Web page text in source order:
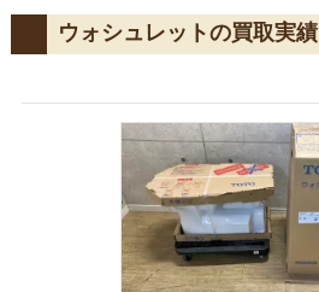
ウォシュレットの買取実績